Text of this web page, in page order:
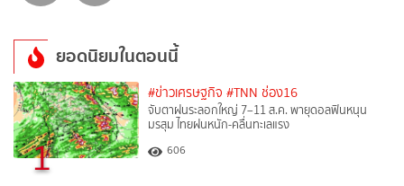
ยอดนิยมในตอนนี้
1
#ข่าวเศรษฐกิจ #TNN ช่อง16
จับตาฝนระลอกใหญ่ 7–11 ส.ค. พายุดอลฟินหนุน
มรสุม ไทยฝนหนัก-คลื่นทะเลแรง
606